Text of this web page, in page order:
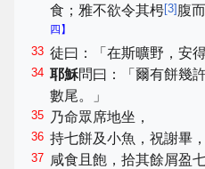
食；雅不欲令其枵[3] 腹
四】
33 徒曰：「在斯曠野，安
34 耶穌問曰：「爾有餅幾
數尾。」
35 乃命眾席地坐，
36 持七餅及小魚，祝謝畢
37 咸食且飽，拾其餘屑盈七